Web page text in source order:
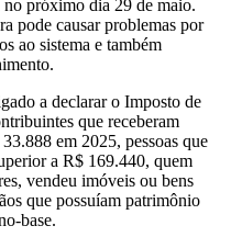
no próximo dia 29 de maio.
pode causar problemas por
ao sistema e também
a declarar o Imposto de
que receberam
em 2025, pessoas que
a R$ 169.440, quem
vendeu imóveis ou bens
que possuíam patrimônio
base.